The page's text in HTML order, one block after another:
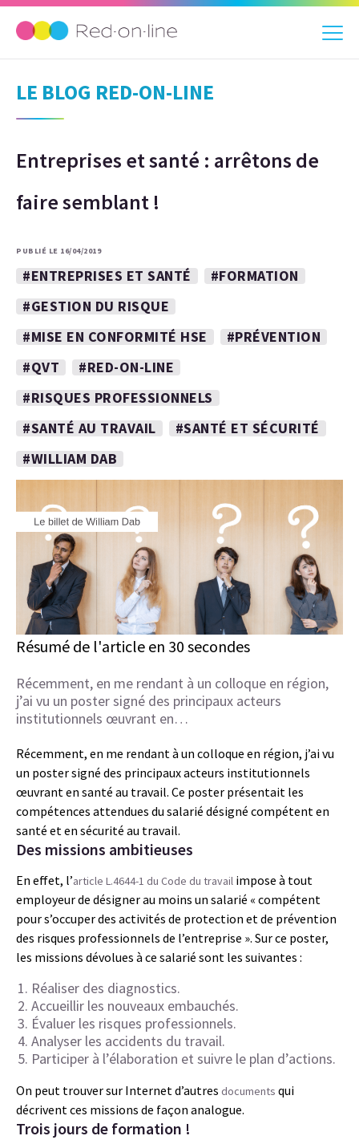
LE BLOG RED-ON-LINE
Entreprises et santé : arrêtons de
faire semblant !
PUBLIÉ LE 16/04/2019
#ENTREPRISES ET SANTÉ
#FORMATION
#GESTION DU RISQUE
#MISE EN CONFORMITÉ HSE
#PRÉVENTION
#QVT
#RED-ON-LINE
#RISQUES PROFESSIONNELS
#SANTÉ AU TRAVAIL
#SANTÉ ET SÉCURITÉ
#WILLIAM DAB
Résumé de l'article en 30 secondes
Récemment, en me rendant à un colloque en région,
j’ai vu un poster signé des principaux acteurs
institutionnels œuvrant en…
Récemment, en me rendant à un colloque en région, j’ai vu
un poster signé des principaux acteurs institutionnels
œuvrant en santé au travail. Ce poster présentait les
compétences attendues du salarié désigné compétent en
santé et en sécurité au travail.
Des missions ambitieuses
En effet, l’article L.4644-1 du Code du travail impose à tout
employeur de désigner au moins un salarié « compétent
pour s’occuper des activités de protection et de prévention
des risques professionnels de l’entreprise ». Sur ce poster,
les missions dévolues à ce salarié sont les suivantes :
Réaliser des diagnostics.
Accueillir les nouveaux embauchés.
Évaluer les risques professionnels.
Analyser les accidents du travail.
Participer à l’élaboration et suivre le plan d’actions.
On peut trouver sur Internet d’autres documents qui
décrivent ces missions de façon analogue.
Trois jours de formation !